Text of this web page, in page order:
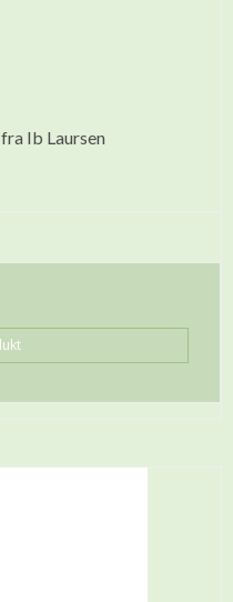
Ib Laursen